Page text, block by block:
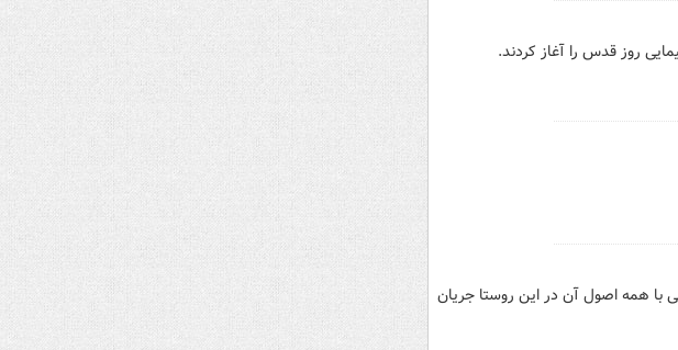
روز قدس را آغاز کردند.
با همه اصول آن در این روستا جریان